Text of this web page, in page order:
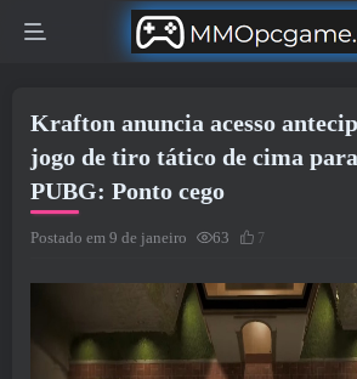
Krafton anuncia acesso
jogo de tiro tático de cima
PUBG: Ponto cego
Postado em 9 de janeiro 63 7